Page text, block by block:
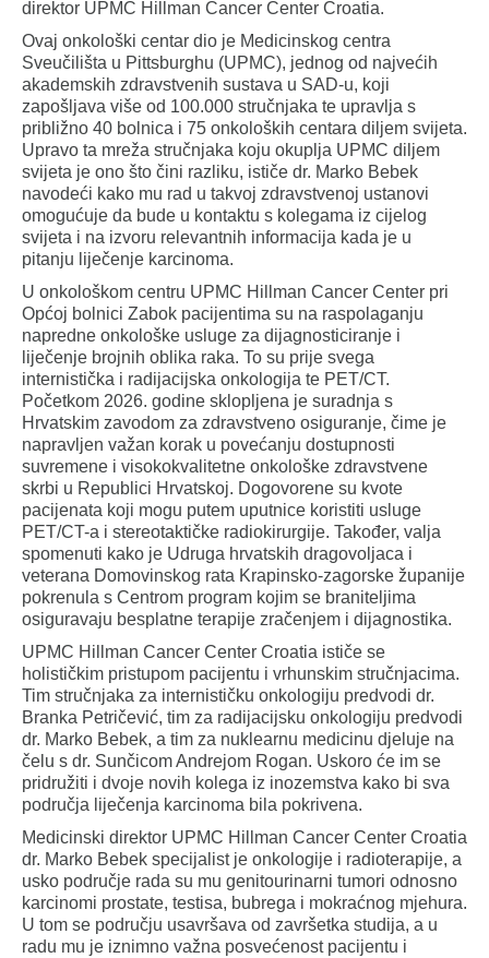
direktor UPMC Hillman Cancer Center Croatia.
Ovaj onkološki centar dio je Medicinskog centra
Sveučilišta u Pittsburghu (UPMC), jednog od najvećih
akademskih zdravstvenih sustava u SAD-u, koji
zapošljava više od 100.000 stručnjaka te upravlja s
približno 40 bolnica i 75 onkoloških centara diljem svijeta.
Upravo ta mreža stručnjaka koju okuplja UPMC diljem
svijeta je ono što čini razliku, ističe dr. Marko Bebek
navodeći kako mu rad u takvoj zdravstvenoj ustanovi
omogućuje da bude u kontaktu s kolegama iz cijelog
svijeta i na izvoru relevantnih informacija kada je u
pitanju liječenje karcinoma.
U onkološkom centru UPMC Hillman Cancer Center pri
Općoj bolnici Zabok pacijentima su na raspolaganju
napredne onkološke usluge za dijagnosticiranje i
liječenje brojnih oblika raka. To su prije svega
internistička i radijacijska onkologija te PET/CT.
Početkom 2026. godine sklopljena je suradnja s
Hrvatskim zavodom za zdravstveno osiguranje, čime je
napravljen važan korak u povećanju dostupnosti
suvremene i visokokvalitetne onkološke zdravstvene
skrbi u Republici Hrvatskoj. Dogovorene su kvote
pacijenata koji mogu putem uputnice koristiti usluge
PET/CT-a i stereotaktičke radiokirurgije. Također, valja
spomenuti kako je Udruga hrvatskih dragovoljaca i
veterana Domovinskog rata Krapinsko-zagorske županije
pokrenula s Centrom program kojim se braniteljima
osiguravaju besplatne terapije zračenjem i dijagnostika.
UPMC Hillman Cancer Center Croatia ističe se
holističkim pristupom pacijentu i vrhunskim stručnjacima.
Tim stručnjaka za internističku onkologiju predvodi dr.
Branka Petričević, tim za radijacijsku onkologiju predvodi
dr. Marko Bebek, a tim za nuklearnu medicinu djeluje na
čelu s dr. Sunčicom Andrejom Rogan. Uskoro će im se
pridružiti i dvoje novih kolega iz inozemstva kako bi sva
područja liječenja karcinoma bila pokrivena.
Medicinski direktor UPMC Hillman Cancer Center Croatia
dr. Marko Bebek specijalist je onkologije i radioterapije, a
usko područje rada su mu genitourinarni tumori odnosno
karcinomi prostate, testisa, bubrega i mokraćnog mjehura.
U tom se području usavršava od završetka studija, a u
radu mu je iznimno važna posvećenost pacijentu i